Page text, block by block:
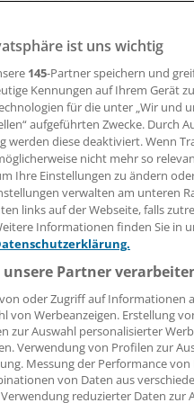
einer
aus. Schon kleine
Ist in der Praxis
in die medizinische
05:00 Uhr
ist eigentlich
zeigt sich
Sind die Abläufe
Folgen für das
es aussieht wie bei
ist uns wichtig
145-Partner speichern und
Kennungen auf Ihrem Gerät
für die unter „Wir und
aufgeführten Zwecke. Durch
werden diese deaktiviert. Wenn
nicht mehr so
Ihre Einstellungen zu ändern
verwalten am unteren
links auf der Webseite, falls
Informationen finden Sie in
Partner
oder Zugriff auf Informationen
von Werbeanzeigen. Erstellung
zur Auswahl personalisierter
Verwendung von Profilen zur
Messung der Performance
von Daten aus
reduzierter Daten zur